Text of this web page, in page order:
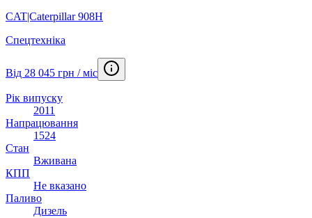
CAT|Caterpillar 908H
Спецтехніка
Від 28 045 грн / міс
Рік випуску
2011
Напрацювання
1524
Стан
Вживана
КПП
Не вказано
Паливо
Дизель